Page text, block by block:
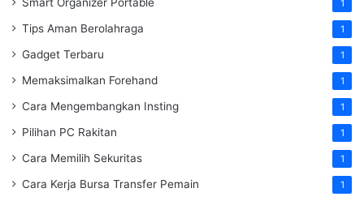
1
Tips Aman Berolahraga 1
Gadget Terbaru 1
Memaksimalkan Forehand 1
Cara Mengembangkan Insting 1
Pilihan PC Rakitan 1
Cara Memilih Sekuritas 1
Cara Kerja Bursa Transfer Pemain 1